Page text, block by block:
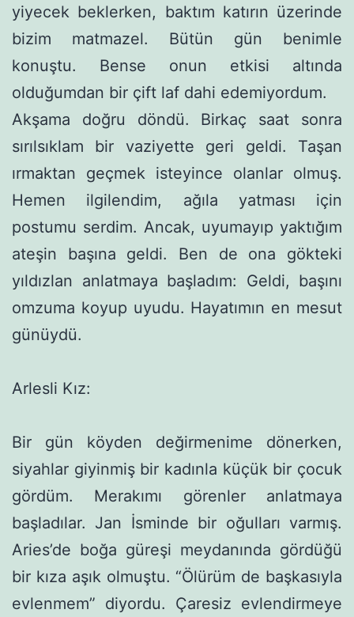
yiyecek beklerken, baktım katırın üzerinde
bizim matmazel. Bütün gün benimle
konuştu. Bense onun etkisi altında
olduğumdan bir çift laf dahi edemiyordum.
Akşama doğru döndü. Birkaç saat sonra
sırılsıklam bir vazi­yette geri geldi. Taşan
ırmaktan geçmek isteyince olanlar olmuş.
Hemen ilgilendim, ağıla yatması için
postumu serdim. Ancak, uyumayıp yaktığım
ateşin başına geldi. Ben de ona gökteki
yıldız­lan anlatmaya başladım: Geldi, başını
omzuma koyup uyudu. Hayatımın en mesut
günüydü.
Arlesli Kız:
Bir gün köyden değirmenime dönerken,
siyahlar giyinmiş bir kadınla küçük bir çocuk
gördüm. Merakımı görenler anlatma­ya
başladılar. Jan İsminde bir oğulları varmış.
Aries’de boğa güre­şi meydanında gördüğü
bir kıza aşık olmuştu. “Ölürüm de başka­sıyla
evlenmem” diyordu. Çaresiz evlendirmeye